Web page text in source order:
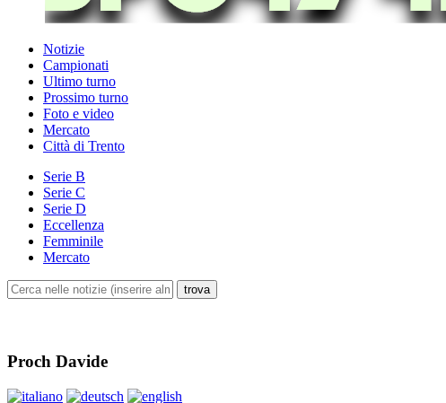
Notizie
Campionati
Ultimo turno
Prossimo turno
Foto e video
Mercato
Città di Trento
Serie B
Serie C
Serie D
Eccellenza
Femminile
Mercato
Proch Davide